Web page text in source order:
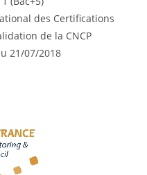
des Certifications
de la CNCP
21/07/2018